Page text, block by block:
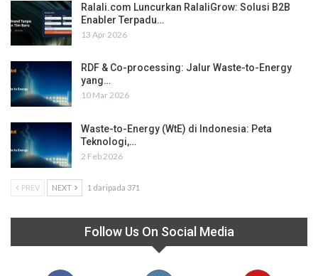
Ralali.com Luncurkan RalaliGrow: Solusi B2B
Enabler Terpadu…
13 Apr 2026
RDF & Co-processing: Jalur Waste-to-Energy
yang…
10 Mar 2026
Waste-to-Energy (WtE) di Indonesia: Peta
Teknologi,…
2 Feb 2026
PREV NEXT 1 daripada 371
Follow Us On Social Media